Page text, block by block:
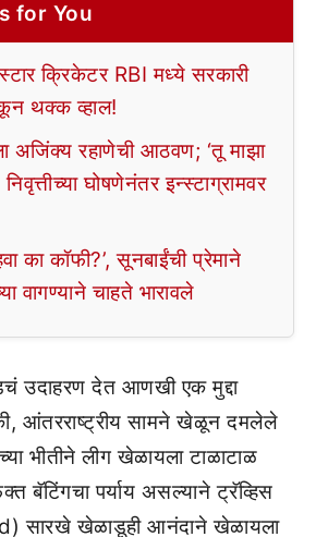
for You
क्रिकेटर RBI मध्ये सरकारी
थक्क व्हाल!
अजिंक्य रहाणेची आठवण; ‘तू माझा
घोषणेनंतर इन्स्टाग्रामवर
का कॉफी?’, सूनबाईंची प्रेमाने
वागण्याने चाहते भारावले
उदाहरण देत आणखी एक मुद्दा
आंतरराष्ट्रीय सामने खेळून दमलेले
भीतीने लीग खेळायला टाळाटाळ
बॅटिंगचा पर्याय असल्याने ट्रॅव्हिस
सारखे खेळाडूही आनंदाने खेळायला